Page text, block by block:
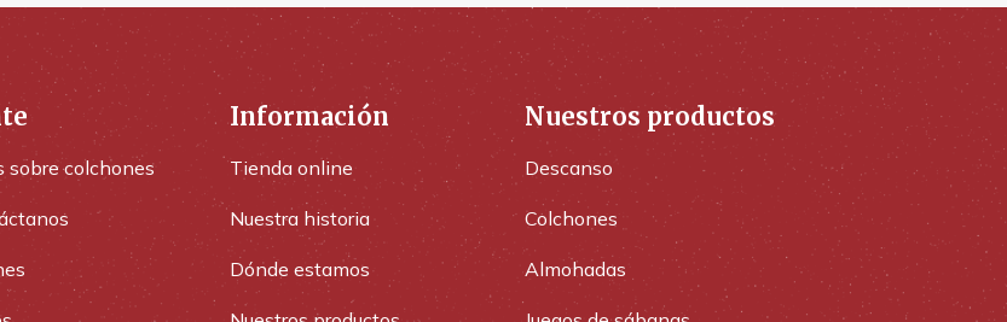
sobre colchones
Información
Tienda online
Nuestra historia
Dónde estamos
Nuestros productos
Descanso
Colchones
Almohadas